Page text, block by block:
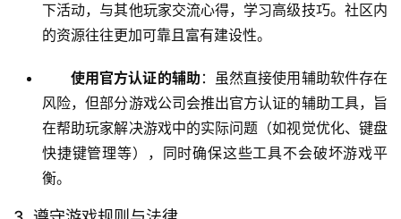
下活动，与其他玩家交流心得，学习高级技巧。社区内
的资源往往更加可靠且富有建设性。
使用官方认证的辅助 ：虽然直接使用辅助软件存在
风险，但部分游戏公司会推出官方认证的辅助工具，旨
在帮助玩家解决游戏中的实际问题（如视觉优化、键盘
快捷键管理等），同时确保这些工具不会破坏游戏平
衡。